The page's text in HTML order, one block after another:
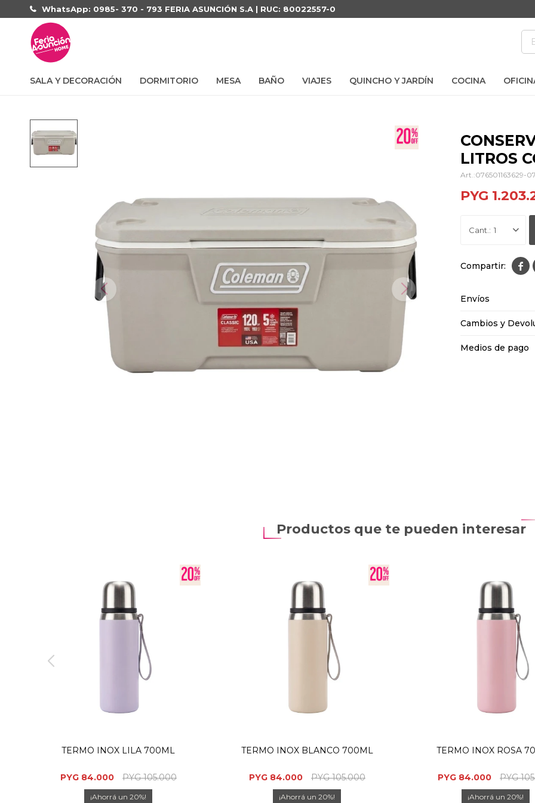
SALA Y DECORACIÓN DORMITORIO MESA BAÑO VIAJES QUINCHO Y JARDÍN COCINA
WhatsApp: 0985- 370 - 793 FERIA ASUNCIÓN S.A | RUC: 80022557-0
LITROS
076501163629-
PYG
1

Envíos
Cambios y
Medios de pago
Productos que te pueden interesar
TERMO INOX LILA 700ML
PYG 84.000 PYG 105.000
20
TERMO INOX BLANCO 700ML
PYG 84.000 PYG 105.000
20
TERMO INOX ROSA
PYG 84.000 PYG
20